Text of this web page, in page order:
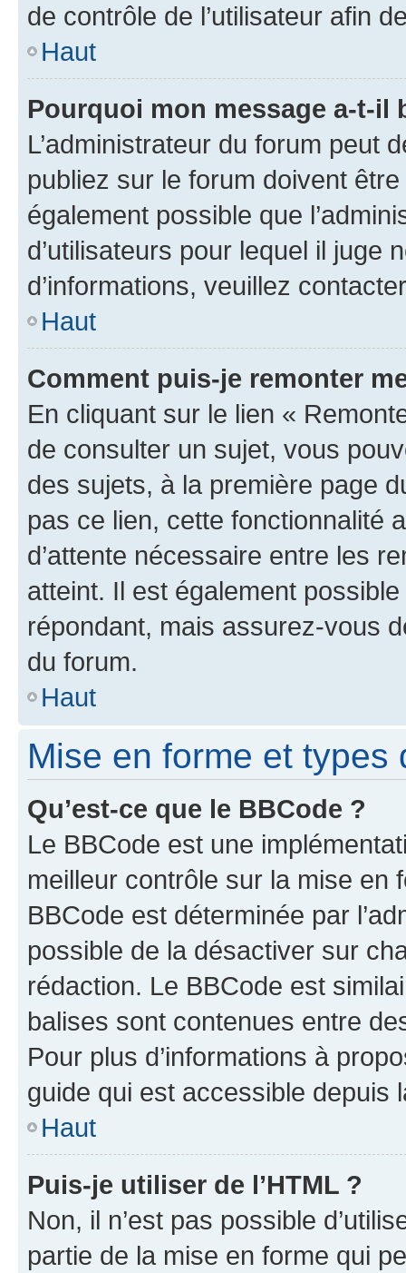
de contrôle de l’utilisateur afin
Haut
Pourquoi mon message a-t-il
L’administrateur du forum peut
publiez sur le forum doivent
également possible que
d’utilisateurs pour lequel il juge
d’informations, veuillez
Haut
Comment puis-je remonter
En cliquant sur le lien «
de consulter un sujet, vous
des sujets, à la première page
pas ce lien, cette fonctionnalité
d’attente nécessaire entre les
atteint. Il est également
répondant, mais assurez-vous
du forum.
Haut
Mise en forme et types
Qu’est-ce que le BBCode ?
Le BBCode est une
meilleur contrôle sur la mise en
BBCode est déterminée par
possible de la désactiver sur
rédaction. Le BBCode est
balises sont contenues entre
Pour plus d’informations à
guide qui est accessible depuis
Haut
Puis-je utiliser de l’HTML ?
Non, il n’est pas possible
partie de la mise en forme qui